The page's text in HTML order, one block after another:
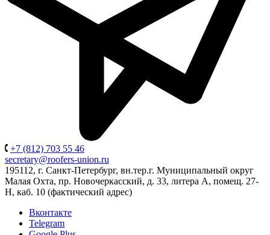
+7 (812) 703 55 46
secretary@roofers-union.ru
195112, г. Санкт-Петербург, вн.тер.г. Муниципальный округ
Малая Охта, пр. Новочеркасский, д. 33, литера А, помещ. 27-
Н, каб. 10 (фактический адрес)
Вконтакте
Telegram